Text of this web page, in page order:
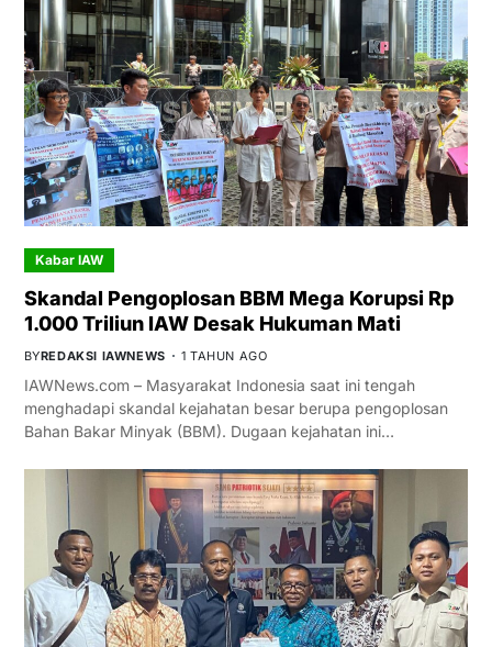
Kabar IAW
Skandal Pengoplosan BBM Mega Korupsi Rp
1.000 Triliun IAW Desak Hukuman Mati
BYREDAKSI IAWNEWS 1 TAHUN AGO
IAWNews.com – Masyarakat Indonesia saat ini tengah
menghadapi skandal kejahatan besar berupa pengoplosan
Bahan Bakar Minyak (BBM). Dugaan kejahatan ini…